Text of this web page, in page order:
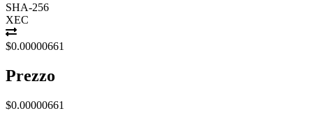
SHA-256
XEC
$0.00000661
Prezzo
$0.00000661